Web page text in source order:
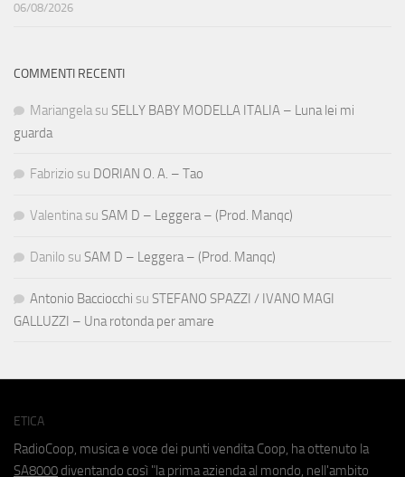
06/08/2026
COMMENTI RECENTI
Mariangela su SELLY BABY MODELLA ITALIA – Luna lei mi
guarda
Fabrizio su DORIAN O. A. – Tao
Valentina su SAM D – Leggera – (Prod. Manqc)
Danilo su SAM D – Leggera – (Prod. Manqc)
Antonio Bacciocchi su STEFANO SPAZZI / IVANO MAGI
GALLUZZI – Una rotonda per amare
ETICA
RadioCoop, musica e voce dei punti vendita Coop, ha ottenuto la
SA8000 diventando così "la prima azienda al mondo, nell'ambito